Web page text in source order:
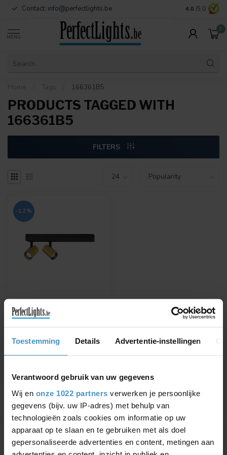
Toestemming Details Advertentie-instellingen
Verantwoord gebruik van uw gegevens
Wij en onze 1022 partners verwerken je persoonlijke
gegevens (bijv. uw IP-adres) met behulp van
technologieën zoals cookies om informatie op uw
apparaat op te slaan en te gebruiken met als doel
gepersonaliseerde advertenties en content, metingen aan
Contact: info@perfectlights.be 4.0 /5.0
MENU
0
Home Tags 166361B5
PRODUCTS TAGGED WITH
166361B5
FILTERS
-12%
CEILING LAMP CENO
SURFACE 2.0
black/gold, bronze
€285,69
Showing1-1 of 1